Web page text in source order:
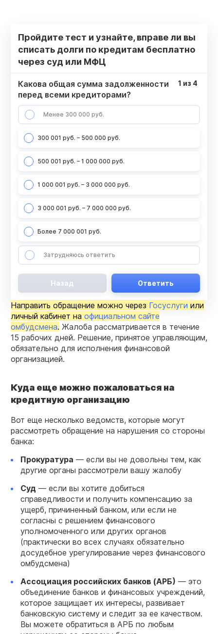
Пройдите тест и узнайте, вправе ли вы
списать долги по кредитам бесплатно
через суд или МФЦ
Какова общая сумма задолженности
перед всеми кредиторами?
Менее 300 000 руб.
300 001 руб. – 500 000 руб.
500 001 руб. – 1 000 000 руб.
1 000 001 руб. – 3 000 000 руб.
3 000 001 руб. – 7 000 000 руб.
Более 7 000 001 руб.
Затрудняюсь ответить
1 из 4
Назад Ответить
Направить обращение можно через Госуслуги или
личный кабинет на официальном сайте
омбудсмена. Жалоба рассматривается в течение
15 рабочих дней. Решение, принятое управляющим,
обязательно для исполнения финансовой
организацией.
Куда еще можно пожаловаться на
кредитную организацию
Вот еще несколько ведомств, которые могут
рассмотреть обращение на нарушения со стороны
банка:
Прокуратура — если вы не довольны тем, как
другие органы рассмотрели вашу жалобу
Суд — если вы хотите добиться
справедливости и получить компенсацию за
ущерб, причиненный банком, или если не
согласны с решением финансового
уполномоченного или других органов
(практически во всех случаях обязательно
досудебное урегулирование через финансового
омбудсмена)
Ассоциация российских банков (АРБ) — это
объединение банков и финансовых учреждений,
которое защищает их интересы, развивает
банковскую систему и следит за ее качеством.
Вы можете обратиться в АРБ по любым